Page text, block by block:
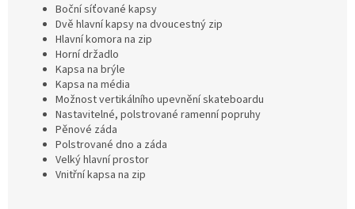
Boční síťované kapsy
Dvě hlavní kapsy na dvoucestný zip
Hlavní komora na zip
Horní držadlo
Kapsa na brýle
Kapsa na média
Možnost vertikálního upevnění skateboardu
Nastavitelné, polstrované ramenní popruhy
Pěnové záda
Polstrované dno a záda
Velký hlavní prostor
Vnitřní kapsa na zip